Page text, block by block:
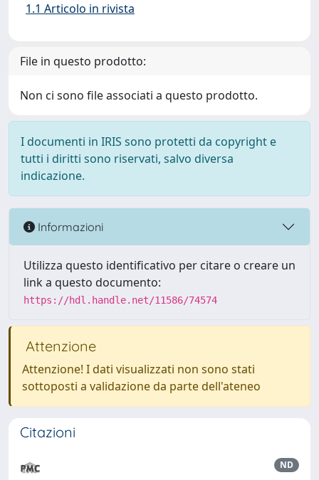
1.1 Articolo in rivista
File in questo prodotto:
Non ci sono file associati a questo prodotto.
I documenti in IRIS sono protetti da copyright e
tutti i diritti sono riservati, salvo diversa
indicazione.
Informazioni
Utilizza questo identificativo per citare o creare un
link a questo documento:
https://hdl.handle.net/11586/74574
Attenzione
Attenzione! I dati visualizzati non sono stati
sottoposti a validazione da parte dell'ateneo
Citazioni
ND